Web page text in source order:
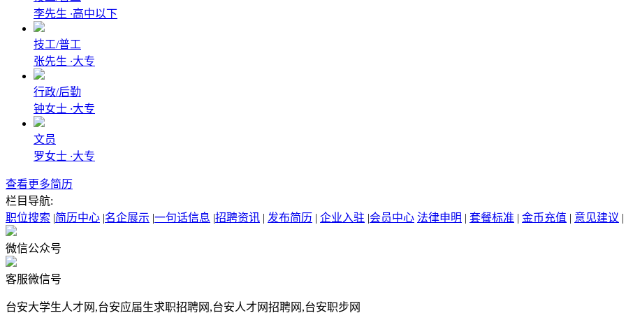
李先生 ·高中以下
技工/普工
张先生 ·大专
行政/后勤
钟女士 ·大专
文员
罗女士 ·大专
查看更多简历
栏目导航:
职位搜索 |简历中心 |名企展示 |一句话信息 |招聘资讯 | 发布简历 | 企业入驻 |会员中心 法律申明 | 套餐标准 | 金币充值 | 意见建议 |
微信公众号
客服微信号
台安大学生人才网,台安应届生求职招聘网,台安人才网招聘网,台安职步网